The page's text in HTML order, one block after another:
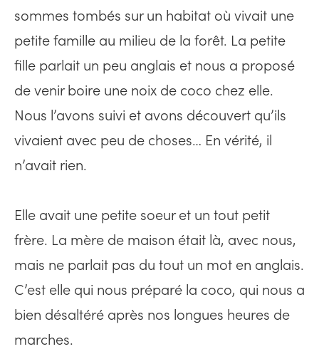
sommes tombés sur un habitat où vivait une
petite famille au milieu de la forêt. La petite
fille parlait un peu anglais et nous a proposé
de venir boire une noix de coco chez elle.
Nous l’avons suivi et avons découvert qu’ils
vivaient avec peu de choses… En vérité, il
n’avait rien.
Elle avait une petite soeur et un tout petit
frère. La mère de maison était là, avec nous,
mais ne parlait pas du tout un mot en anglais.
C’est elle qui nous préparé la coco, qui nous a
bien désaltéré après nos longues heures de
marches.